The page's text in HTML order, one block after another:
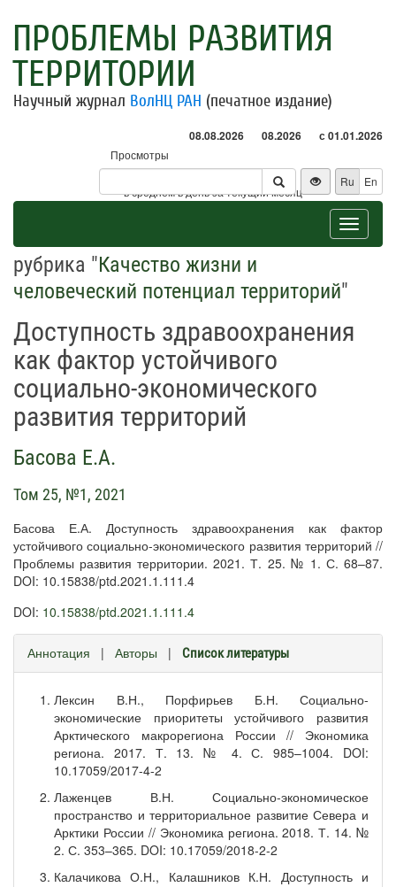
ПРОБЛЕМЫ РАЗВИТИЯ
ТЕРРИТОРИИ
Научный журнал ВолНЦ РАН (печатное издание)
08.08.2026 08.2026 с 01.01.2026
Просмотры
Посетители
* - в среднем в день за текущий месяц
Ru En
Toggle
рубрика "Качество жизни и
человеческий потенциал территорий"
Доступность здравоохранения
как фактор устойчивого
социально-экономического
развития территорий
Басова Е.А.
Том 25, №1, 2021
Басова Е.А. Доступность здравоохранения как фактор
устойчивого социально-экономического развития территорий //
Проблемы развития территории. 2021. Т. 25. № 1. С. 68–87.
DOI: 10.15838/ptd.2021.1.111.4
DOI: 10.15838/ptd.2021.1.111.4
Аннотация | Авторы | Список литературы
Лексин В.Н., Порфирьев Б.Н. Социально-
экономические приоритеты устойчивого развития
Арктического макрорегиона России // Экономика
региона. 2017. Т. 13. № 4. С. 985–1004. DOI:
10.17059/2017-4-2
Лаженцев В.Н. Социально-экономическое
пространство и территориальное развитие Севера и
Арктики России // Экономика региона. 2018. Т. 14. №
2. С. 353–365. DOI: 10.17059/2018-2-2
Калачикова О.Н., Калашников К.Н. Доступность и